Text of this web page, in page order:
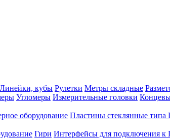
Линейки, кубы Рулетки Метры складные
Угломеры Измерительные головки
оборудование Пластины стеклянные
Гири Интерфейсы для подключения